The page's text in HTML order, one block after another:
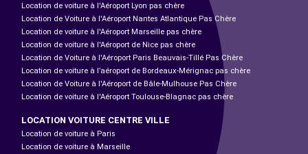
Location de voiture à l'Aéroport Lyon pas chère
Location de Voiture à l'Aéroport Nantes Atlantique Pas Chère
Location de voiture à l'Aéroport Marseille pas chère
Location de voiture à l'Aéroport de Nice pas chère
Location de Voiture à l'Aéroport Paris Beauvais-Tillé Pas Chère
Location de voiture à l’aéroport de Bordeaux-Mérignac pas chère
Location de Voiture à l'Aéroport de Bâle-Mulhouse Pas Chère
Location de voiture à l'Aéroport Toulouse-Blagnac pas chère
LOCATION VOITURE CENTRE VILLE
Location de voiture à Paris
Location de voiture à Marseille